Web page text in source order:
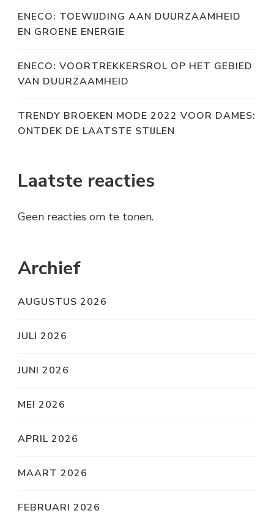
ENECO: TOEWIJDING AAN DUURZAAMHEID
EN GROENE ENERGIE
ENECO: VOORTREKKERSROL OP HET GEBIED
VAN DUURZAAMHEID
TRENDY BROEKEN MODE 2022 VOOR DAMES:
ONTDEK DE LAATSTE STIJLEN
Laatste reacties
Geen reacties om te tonen.
Archief
AUGUSTUS 2026
JULI 2026
JUNI 2026
MEI 2026
APRIL 2026
MAART 2026
FEBRUARI 2026